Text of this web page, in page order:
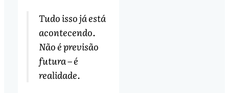
Tudo isso já está
acontecendo.
Não é previsão
futura – é
realidade.